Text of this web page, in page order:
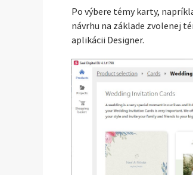
Po výbere témy karty,
návrhu na základe zvolenej
aplikácii Designer.